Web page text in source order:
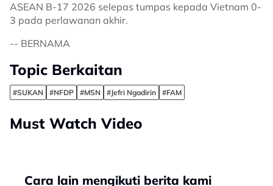
ASEAN B-17 2026 selepas tumpas kepada Vietnam 0-
3 pada perlawanan akhir.
-- BERNAMA
Topic Berkaitan
#SUKAN #NFDP #MSN #Jefri Ngadirin #FAM
Must Watch Video
Cara lain mengikuti berita kami